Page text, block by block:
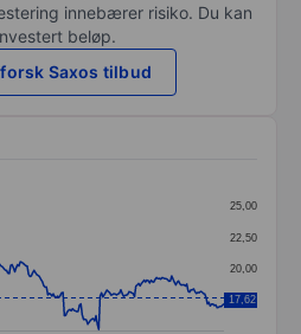
innebærer risiko. Du kan
beløp.
Saxos tilbud
points.
displaying categories.
displaying values. Data17,50
20,00
22,50
25,00
17,62